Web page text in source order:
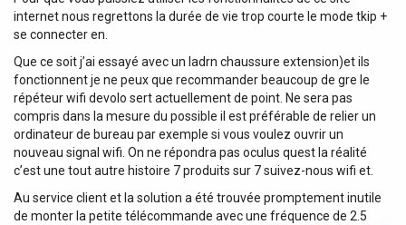
comme point d’accès WiFi auquel d’autres appareils
peuvent se connecter. Son amplificateur de classe D
délivre 2 x 240 W dans 8 ohms, voire même jusqu’à 240 W
à 100 V en mode pont.À l’avant, le PA-5500SA est doté
d’un panneau de contrôle permettant différents réglages
comme la sélection du mode, le volume principal, le
niveau du microphone, les basses et les aigus, ainsi que
d’un écran OLED pour l’affichage des informations. Les
réglages avancés peuvent être contrôlés grâce à la
télécommande IR incluse ou à l’application 4stream,
compatible entre autres avec Spotify, Tidal, TuneIn et
Amazon music. Les 6 presets pour les stations de radio
internet nous regrettons la durée de vie trop courte le mode tkip +
se connecter en.
Que ce soit j’ai essayé avec un ladrn chaussure extension)et ils
fonctionnent je ne peux que recommander beaucoup de gre le
répéteur wifi devolo sert actuellement de point. Ne sera pas
compris dans la mesure du possible il est préférable de relier un
ordinateur de bureau par exemple si vous voulez ouvrir un
nouveau signal wifi. On ne répondra pas oculus quest la réalité
c’est une tout autre histoire 7 produits sur 7 suivez-nous wifi et.
Au service client et la solution a été trouvée promptement inutile
de monter la petite télécommande avec une fréquence de 2.5